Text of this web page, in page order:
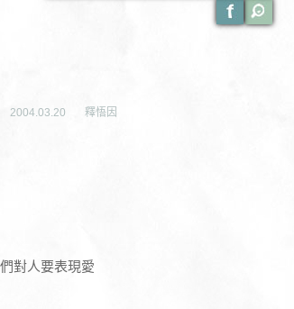
2004.03.20 釋悟因
對人要表現愛